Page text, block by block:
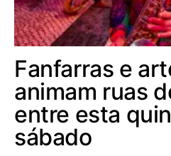
Fanfarras e
animam ruas
entre esta
sábado